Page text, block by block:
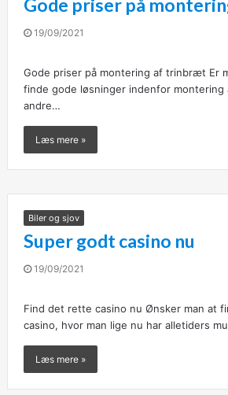
Gode priser på
19/09/2021
Gode priser på montering af trinbræt Er
finde gode løsninger indenfor
andre…
Læs mere »
Biler og sjov
Super godt casino nu
19/09/2021
Find det rette casino nu Ønsker man at
casino, hvor man lige nu har alletiders
Læs mere »